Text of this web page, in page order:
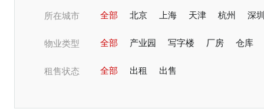
所在城市 全部 北京 上海 天津 杭州 深
潍坊 青岛 烟台 无锡 蚌埠 东
淄博 郑州 开封
物业类型 全部 产业园 写字楼 厂房 仓库
租售状态 全部 出租 出售